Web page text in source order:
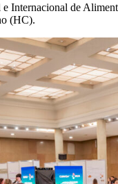
Internacional de
(HC).